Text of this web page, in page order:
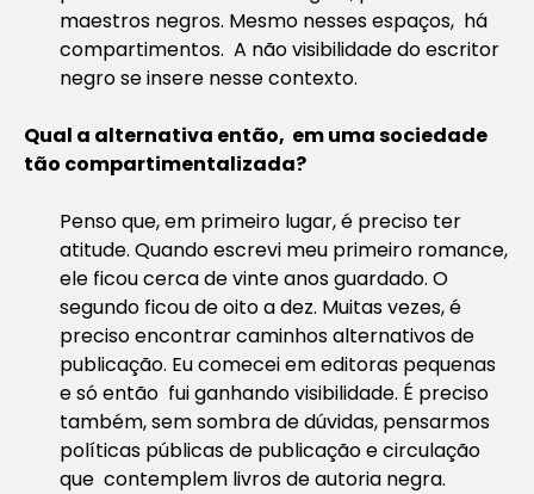
maestros negros. Mesmo nesses espaços, há
compartimentos. A não visibilidade do escritor
negro se insere nesse contexto.
Qual a alternativa então, em uma sociedade
tão compartimentalizada?
Penso que, em primeiro lugar, é preciso ter
atitude. Quando escrevi meu primeiro romance,
ele ficou cerca de vinte anos guardado. O
segundo ficou de oito a dez. Muitas vezes, é
preciso encontrar caminhos alternativos de
publicação. Eu comecei em editoras pequenas
e só então fui ganhando visibilidade. É preciso
também, sem sombra de dúvidas, pensarmos
políticas públicas de publicação e circulação
que contemplem livros de autoria negra.